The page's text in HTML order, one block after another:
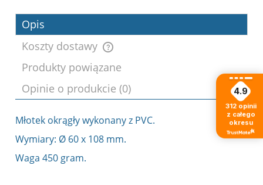
Opis
Koszty dostawy
Cena nie zawiera ewentualnych kosztów
płatności
Produkty powiązane
Opinie o produkcie (0)
Młotek okrągły wykonany z PVC.
Wymiary: Ø 60 x 108 mm.
Waga 450 gram.
4.9
312 opinii
z całego
okresu